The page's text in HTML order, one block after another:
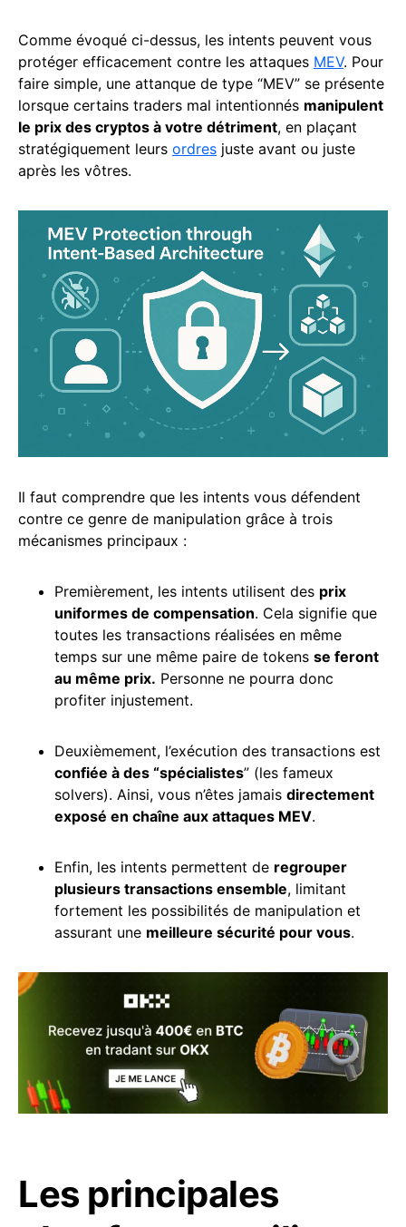
Comme évoqué ci-dessus, les intents peuvent vous
protéger efficacement contre les attaques MEV. Pour
faire simple, une attanque de type “MEV” se présente
lorsque certains traders mal intentionnés manipulent
le prix des cryptos à votre détriment, en plaçant
stratégiquement leurs ordres juste avant ou juste
après les vôtres.
Il faut comprendre que les intents vous défendent
contre ce genre de manipulation grâce à trois
mécanismes principaux :
Premièrement, les intents utilisent des prix
uniformes de compensation. Cela signifie que
toutes les transactions réalisées en même
temps sur une même paire de tokens se feront
au même prix. Personne ne pourra donc
profiter injustement.
Deuxièmement, l’exécution des transactions est
confiée à des “spécialistes” (les fameux
solvers). Ainsi, vous n’êtes jamais directement
exposé en chaîne aux attaques MEV.
Enfin, les intents permettent de regrouper
plusieurs transactions ensemble, limitant
fortement les possibilités de manipulation et
assurant une meilleure sécurité pour vous.
Les principales